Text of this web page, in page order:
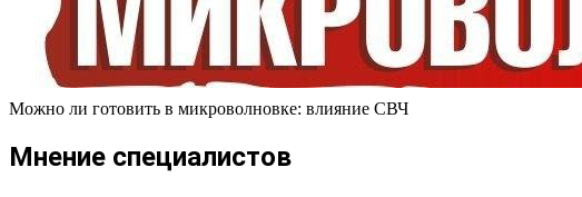
Можно ли готовить в микроволновке: влияние СВЧ
Мнение специалистов